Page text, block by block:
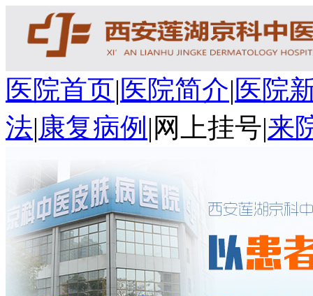
医院首页|医院简介|医院
法|康复病例 | 网上挂号|来